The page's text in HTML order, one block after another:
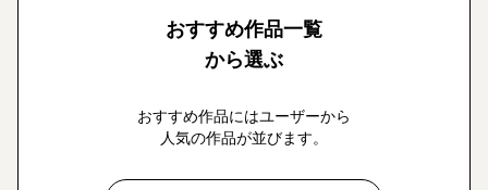
おすすめ作品一覧
から選ぶ
おすすめ作品にはユーザーから
人気の作品が並びます。